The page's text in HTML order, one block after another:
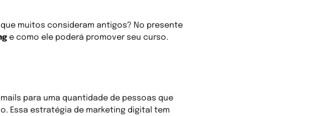
muitos consideram antigos? No presente
e como ele poderá promover seu curso.
para uma quantidade de pessoas que
Essa estratégia de marketing digital tem